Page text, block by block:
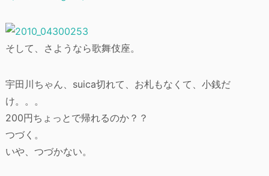
そして、さようなら歌舞伎座。
宇田川ちゃん、suica切れて、お札もなくて、小銭だ
け。。。
200円ちょっとで帰れるのか？？
つづく。
いや、つづかない。